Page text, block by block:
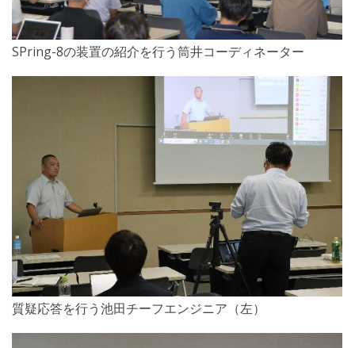
SPring-8の装置の紹介を行う筒井コーディネーター
質疑応答を行う池田チーフエンジニア（左）